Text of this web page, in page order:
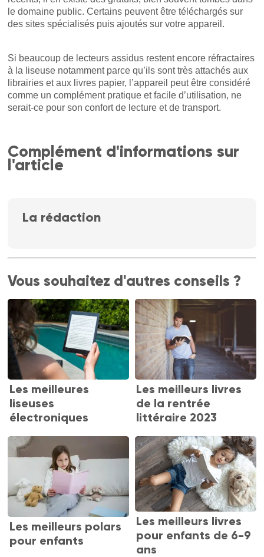
le domaine public. Certains peuvent être téléchargés sur
des sites spécialisés puis ajoutés sur votre appareil.
Si beaucoup de lecteurs assidus restent encore réfractaires
à la liseuse notamment parce qu’ils sont très attachés aux
librairies et aux livres papier, l’appareil peut être considéré
comme un complément pratique et facile d’utilisation, ne
serait-ce pour son confort de lecture et de transport.
Complément d'informations sur
l'article
La rédaction
Vous souhaitez d'autres conseils ?
Les meilleures
liseuses
électroniques
Les meilleurs livres
de la rentrée
littéraire 2023
Les meilleurs polars
pour enfants
Les meilleurs livres
pour enfants de 6-9
ans